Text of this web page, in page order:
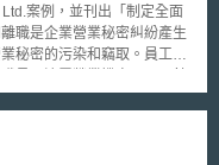
案例，並刊出「制定全面
職是企業營業秘密糾紛產生
秘密的污染和竊取。員工離
採取之對策。 員工
how區分出來，或是要